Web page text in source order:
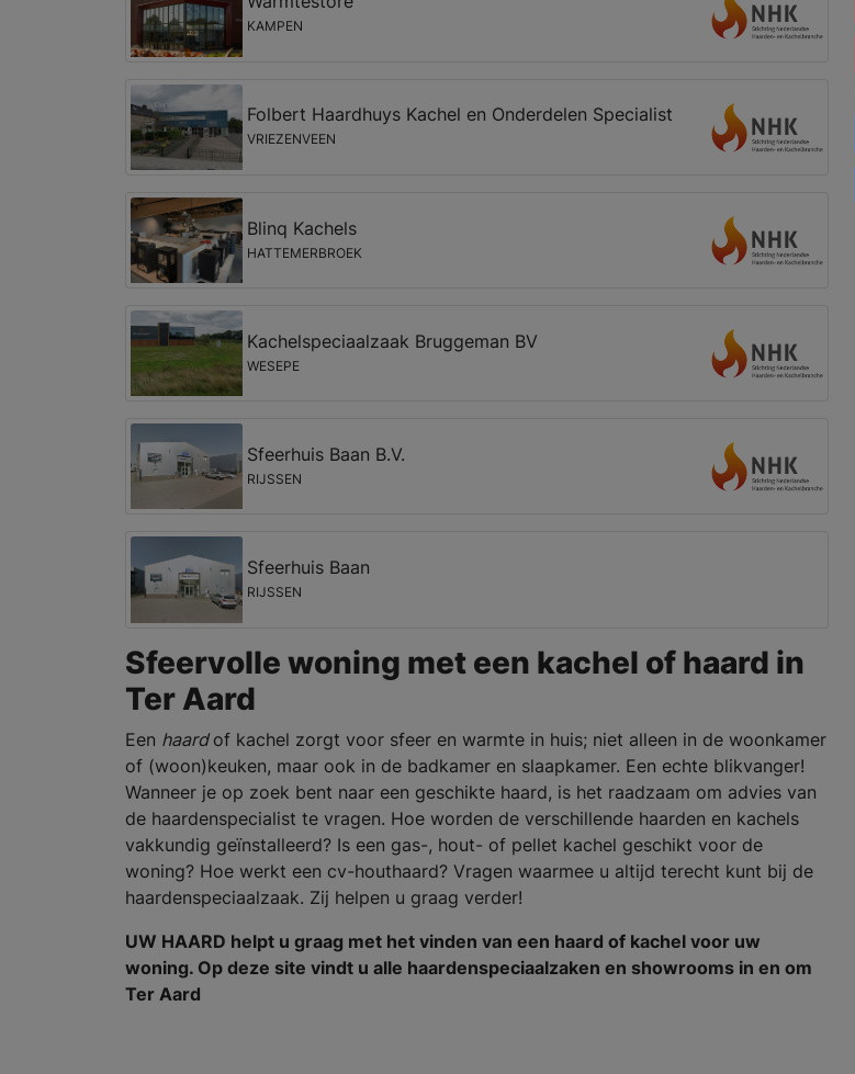
KAMPEN
Folbert Haardhuys Kachel en Onderdelen Specialist
VRIEZENVEEN
Blinq Kachels
HATTEMERBROEK
Kachelspeciaalzaak Bruggeman BV
WESEPE
Sfeerhuis Baan B.V.
RIJSSEN
Sfeerhuis Baan
RIJSSEN
Sfeervolle woning met een kachel of haard in
Ter Aard
Een haard of kachel zorgt voor sfeer en warmte in huis; niet alleen in de woonkamer
of (woon)keuken, maar ook in de badkamer en slaapkamer. Een echte blikvanger!
Wanneer je op zoek bent naar een geschikte haard, is het raadzaam om advies van
de haardenspecialist te vragen. Hoe worden de verschillende haarden en kachels
vakkundig geïnstalleerd? Is een gas-, hout- of pellet kachel geschikt voor de
woning? Hoe werkt een cv-houthaard? Vragen waarmee u altijd terecht kunt bij de
haardenspeciaalzaak. Zij helpen u graag verder!
UW HAARD helpt u graag met het vinden van een haard of kachel voor uw
woning. Op deze site vindt u alle haardenspeciaalzaken en showrooms in en om
Ter Aard